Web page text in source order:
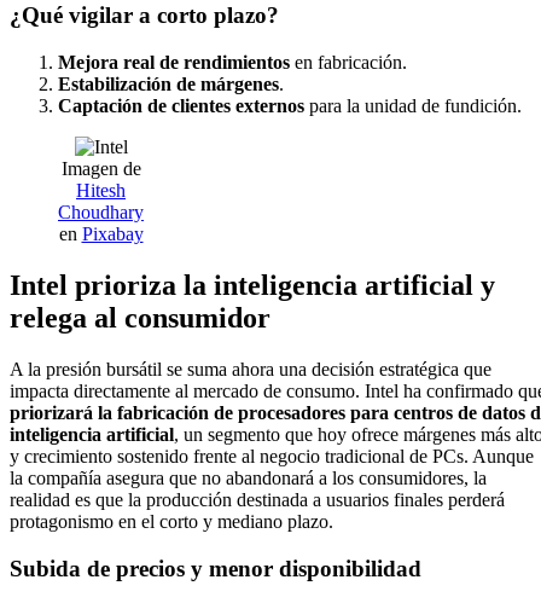
¿Qué vigilar a corto plazo?
Mejora real de rendimientos en fabricación.
Estabilización de márgenes.
Captación de clientes externos para la unidad de fundición.
Imagen de
Hitesh
Choudhary
en Pixabay
Intel prioriza la inteligencia artificial y
relega al consumidor
A la presión bursátil se suma ahora una decisión estratégica que
impacta directamente al mercado de consumo. Intel ha confirmado
priorizará la fabricación de procesadores para centros de datos
inteligencia artificial, un segmento que hoy ofrece márgenes más
y crecimiento sostenido frente al negocio tradicional de PCs. Aunque
la compañía asegura que no abandonará a los consumidores, la
realidad es que la producción destinada a usuarios finales perderá
protagonismo en el corto y mediano plazo.
Subida de precios y menor disponibilidad